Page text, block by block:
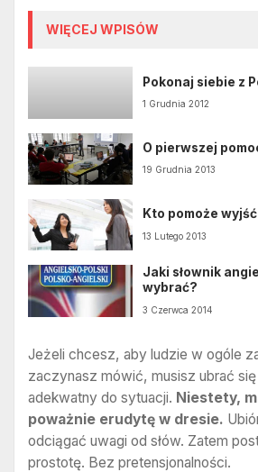
WIĘCEJ WPISÓW
Pokonaj siebie z
1 Grudnia 2012
O pierwszej
19 Grudnia 2013
Kto pomoże
13 Lutego 2013
Jaki słownik
wybrać?
3 Czerwca 2014
Jeżeli chcesz, aby ludzie w ogóle
zaczynasz mówić, musisz ubrać
adekwatny do sytuacji. Niestety,
poważnie erudytę w dresie.
odciągać uwagi od słów. Zatem
prostotę. Bez pretensjonalności.